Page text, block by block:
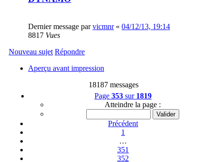
Dernier message parvicmnr« 04/12/13, 19:14
8817 Vues
Nouveau sujet Répondre
Aperçu avant impression
18187 messages
Page 353 sur 1819
Atteindre la page :
Précédent
1
…
351
352